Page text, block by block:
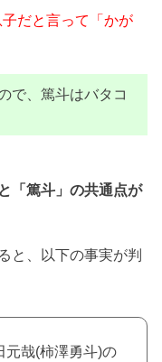
だと言って「かが
で、篤斗はバタコ
「篤斗」の共通点が
と、以下の事実が判
元哉(柿澤勇斗)の